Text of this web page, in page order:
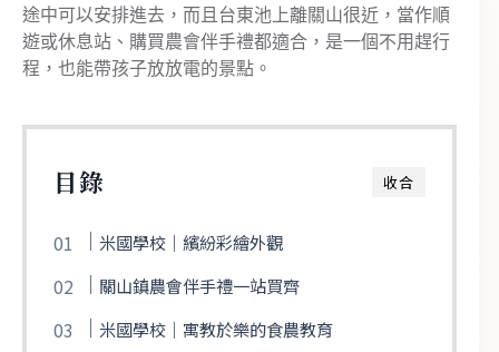
途中可以安排進去，而且台東池上離關山很近，當作順
遊或休息站、購買農會伴手禮都適合，是一個不用趕行
程，也能帶孩子放放電的景點。
收合
目錄
米國學校｜繽紛彩繪外觀
關山鎮農會伴手禮一站買齊
米國學校｜寓教於樂的食農教育